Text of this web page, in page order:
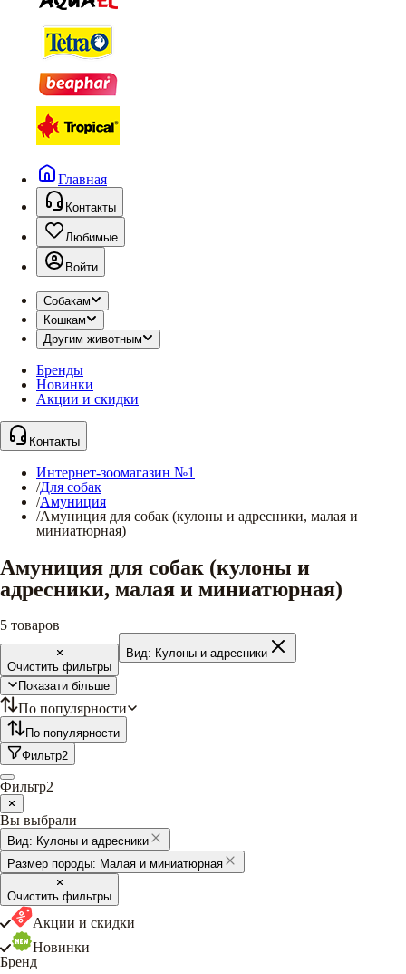
Главная
Контакты
Любимые
Войти
Собакам
Кошкам
Другим животным
Бренды
Новинки
Акции и скидки
Контакты
Интернет-зоомагазин №1
/Для собак
/Амуниция
/Амуниция для собак (кулоны и адресники, малая и
миниатюрная)
Амуниция для собак (кулоны и
адресники, малая и миниатюрная)
5 товаров
Очистить фильтры
Вид: Кулоны и адресники
Показати більше
По популярности
По популярности
Фильтр2
Фильтр2
Вы выбрали
Вид: Кулоны и адресники
Размер породы: Малая и миниатюрная
Очистить фильтры
Акции и скидки
Новинки
Бренд